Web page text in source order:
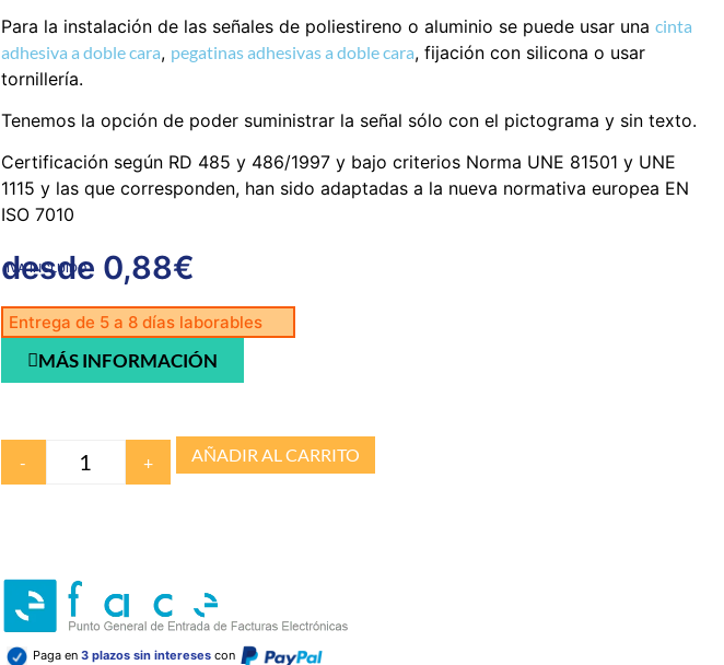
Para la instalación de las señales de poliestireno o aluminio se puede usar una cinta
adhesiva a doble cara, pegatinas adhesivas a doble cara, fijación con silicona o usar
tornillería.
Tenemos la opción de poder suministrar la señal sólo con el pictograma y sin texto.
Certificación según RD 485 y 486/1997 y bajo criterios Norma UNE 81501 y UNE
1115 y las que corresponden, han sido adaptadas a la nueva normativa europea EN
ISO 7010
desde 0,88€
IVA INCLUIDO
Entrega de 5 a 8 días laborables
MÁS INFORMACIÓN
- + AÑADIR AL CARRITO
Paga en 3 plazos sin intereses con